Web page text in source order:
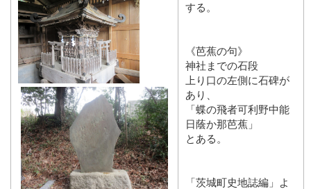
する。
《芭蕉の句》
神社までの石段
上り口の左側に石碑が
あり、
「蝶の飛者可利野中能
日蔭か那芭蕉」
とある。
「茨城町史地誌編」よ